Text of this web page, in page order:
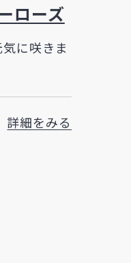
ローズ
に咲きま
詳細をみる